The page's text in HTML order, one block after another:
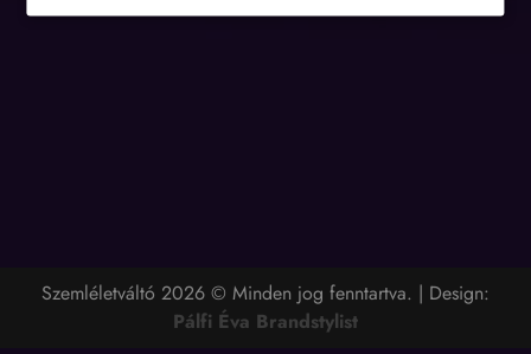
Szemléletváltó 2026 © Minden jog fenntartva. | Design:
Pálfi Éva Brandstylist